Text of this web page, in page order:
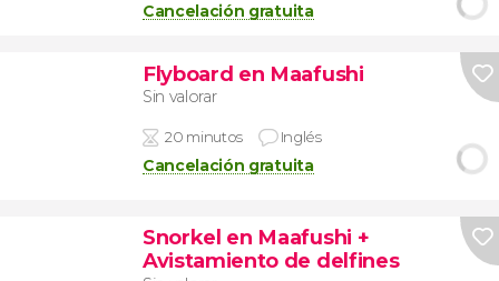
Cancelación gratuita
Flyboard en Maafushi
Sin valorar
20 minutos Inglés
Cancelación gratuita
Snorkel en Maafushi +
Avistamiento de delfines